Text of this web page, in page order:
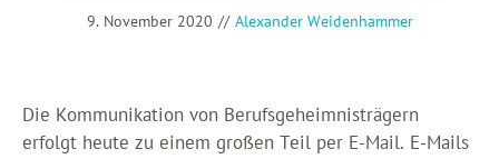
9. November 2020 // Alexander Weidenhammer
Die Kommunikation von Berufsgeheimnisträgern
erfolgt heute zu einem großen Teil per E-Mail. E-Mails